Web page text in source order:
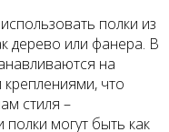
полки из
дерево или фанера. В
на
что
стиля –
могут быть как